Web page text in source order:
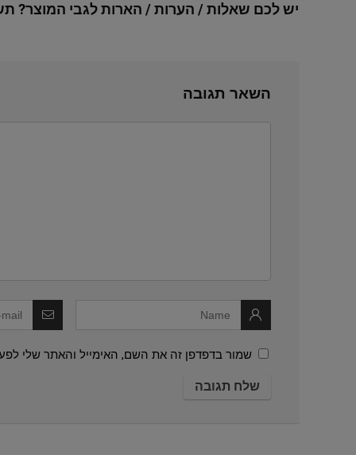
יש לכם שאלות / הערות / הארות לגבי המוצר?
השאר תגובה
שמור בדפדפן זה את השם, האימייל והאתר שלי